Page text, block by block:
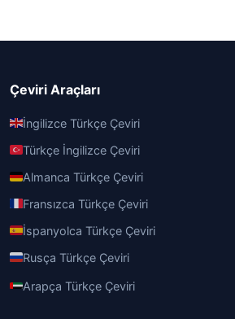
Çeviri Araçları
İngilizce Türkçe Çeviri
Türkçe İngilizce Çeviri
Almanca Türkçe Çeviri
Fransızca Türkçe Çeviri
İspanyolca Türkçe Çeviri
Rusça Türkçe Çeviri
Arapça Türkçe Çeviri